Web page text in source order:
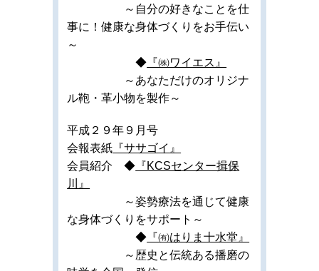
～自分の好きなことを仕
事に！健康な身体づくりをお手伝い
～
◆ 『㈱ワイエス』
～あなただけのオリジナ
ル鞄・革小物を製作～
平成２９年９月号
会報表紙 『ササゴイ』
会員紹介 ◆ 『KCSセンター揖保
川』
～姿勢療法を通じて健康
な身体づくりをサポート～
◆ 『㈲はりま十水堂』
～歴史と伝統ある播磨の